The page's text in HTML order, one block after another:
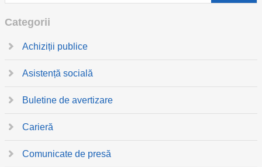
Categorii
Achiziții publice
Asistență socială
Buletine de avertizare
Carieră
Comunicate de presă